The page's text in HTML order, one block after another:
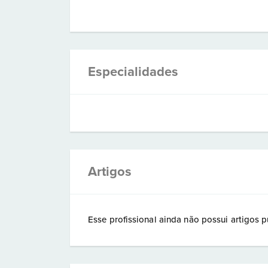
Especialidades
Artigos
Esse profissional ainda não possui artigos